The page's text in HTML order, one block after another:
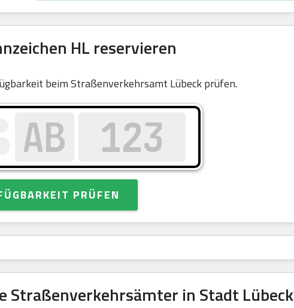
HL reservieren
beim Straßenverkehrsamt Lübeck prüfen.
PRÜFEN
Straßenverkehrsämter in Stadt Lübeck